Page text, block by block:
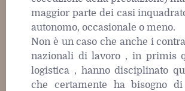
maggior parte dei casi
autonomo, occasionale o meno.
Non è un caso che anche i
nazionali di lavoro , in primis
logistica , hanno disciplinato
che certamente ha bisogno